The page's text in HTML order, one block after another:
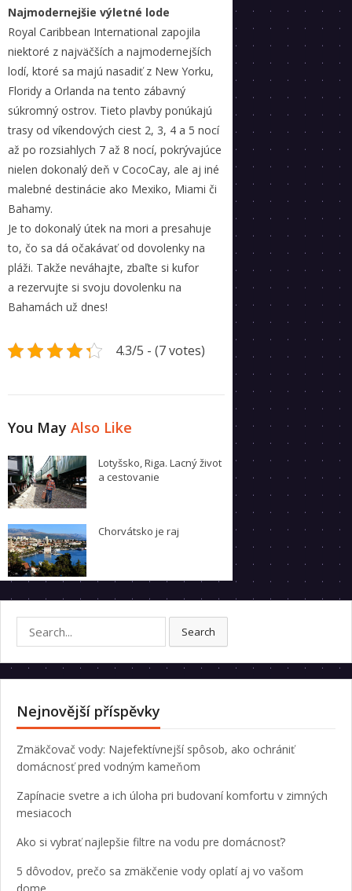
Najmodernejšie výletné lode
Royal Caribbean International zapojila
niektoré z najväčších a najmodernejších
lodí, ktoré sa majú nasadiť z New Yorku,
Floridy a Orlanda na tento zábavný
súkromný ostrov. Tieto plavby ponúkajú
trasy od víkendových ciest 2, 3, 4 a 5 nocí
až po rozsiahlych 7 až 8 nocí, pokrývajúce
nielen dokonalý deň v CocoCay, ale aj iné
malebné destinácie ako Mexiko, Miami či
Bahamy.
Je to dokonalý útek na mori a presahuje
to, čo sa dá očakávať od dovolenky na
pláži. Takže neváhajte, zbaľte si kufor
a rezervujte si svoju dovolenku na
Bahamách už dnes!
4.3/5 - (7 votes)
You May Also Like
Lotyšsko, Riga. Lacný život
a cestovanie
Chorvátsko je raj
for:
Search
Nejnovější příspěvky
Zmäkčovač vody: Najefektívnejší spôsob, ako ochrániť
domácnosť pred vodným kameňom
Zapínacie svetre a ich úloha pri budovaní komfortu v zimných
mesiacoch
Ako si vybrať najlepšie filtre na vodu pre domácnosť?
5 dôvodov, prečo sa zmäkčenie vody oplatí aj vo vašom